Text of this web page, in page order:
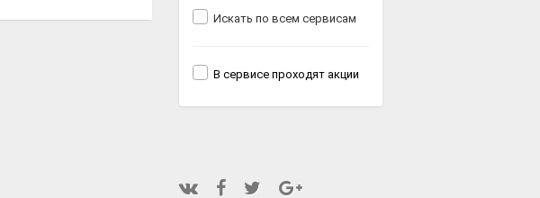
Искать по всем сервисам
В сервисе проходят акции